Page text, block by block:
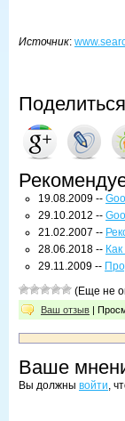
Источник:
19.08.2009 --
29.10.2012 --
21.02.2007 --
28.06.2018 --
29.11.2009 --
(Еще не
Ваш отзыв |
Ваше
Вы должны войти,